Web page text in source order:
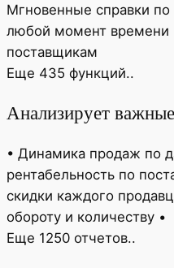
Мгновенные справки
любой момент времени
поставщикам
Еще 435 функций..
Анализирует
• Динамика продаж по
рентабельность по
скидки каждого
обороту и количеству •
Еще 1250 отчетов..